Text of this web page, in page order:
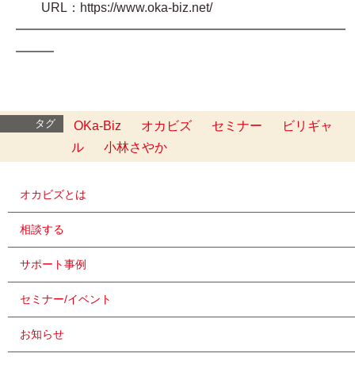
URL：https://www.oka-biz.net/
━━━━━━━━━━━━━━━━━━━━━━━━━━
━━━
タグ OKa-Biz オカビズ セミナー
ビリギャ
ル
小林さやか
オカビズとは
相談する
サポート事例
セミナー/イベント
お知らせ